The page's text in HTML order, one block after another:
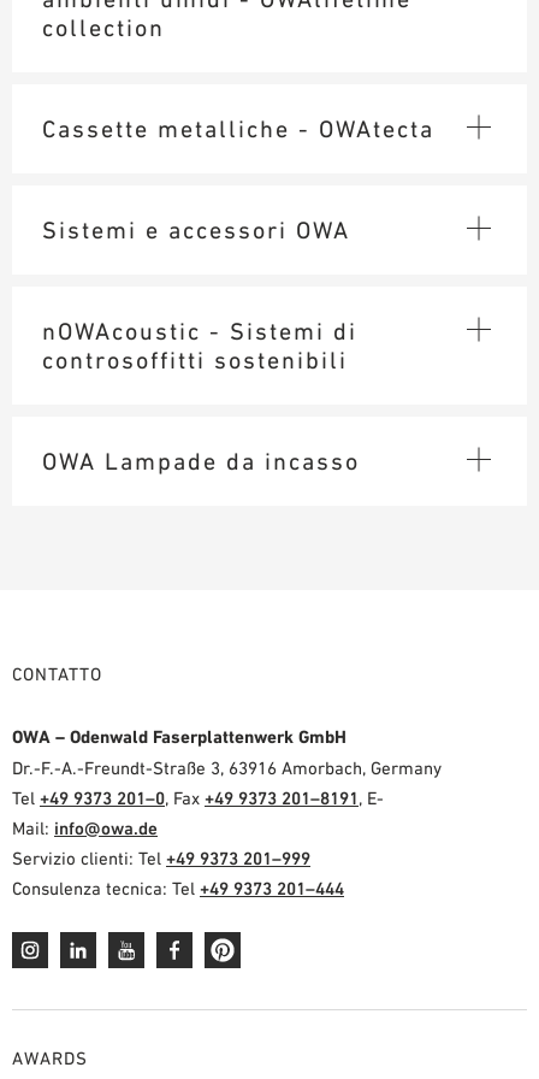
AUSILII PER LA PROGETTAZIONE
ORDINE CAMPIONE
collection
Cassette metalliche - OWAtecta
Sistemi e accessori OWA
nOWAcoustic - Sistemi di
controsoffitti sostenibili
OWA Lampade da incasso
CONTATTO
OWA – Odenwald Faserplattenwerk GmbH
Dr.-F.-A.-Freundt-Straße 3, 63916 Amorbach, Germany
Tel +49 9373 201–0, Fax +49 9373 201–8191, E-
Mail: info@owa.de
Servizio clienti: Tel +49 9373 201–999
Consulenza tecnica: Tel +49 9373 201–444
AWARDS